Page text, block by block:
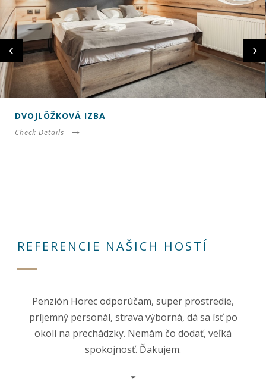
DVOJLÔŽKOVÁ IZBA
Check Details
REFERENCIE NAŠICH HOSTÍ
Penzión Horec odporúčam, super prostredie,
príjemný personál, strava výborná, dá sa ísť po
okolí na prechádzky. Nemám čo dodať, veľká
spokojnosť. Ďakujem.